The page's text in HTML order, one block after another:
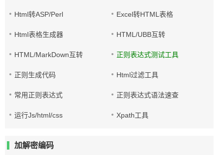
Html转ASP/Perl Excel转HTML表格
Html表格生成器 HTML/UBB互转
HTML/MarkDown互转 正则表达式测试工具
正则生成代码 Html过滤工具
常用正则表达式 正则表达式语法速查
运行Js/html/css Xpath工具
加解密编码